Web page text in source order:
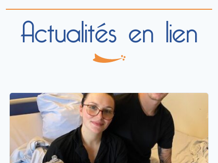
Actualités en lien
27 mai 2025 QUIMPER
Maternité : Mise en place du petit-
déjeuner en self service